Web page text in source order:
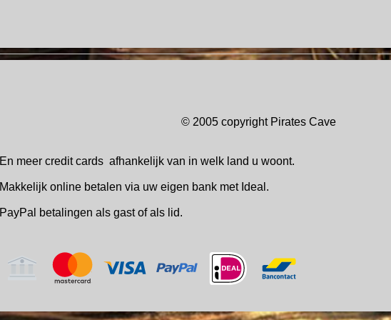
© 2005 copyright Pirates
En meer credit cards afhankelijk van in welk land u woont.
Makkelijk online betalen via uw eigen bank met Ideal.
PayPal betalingen als gast of als lid.